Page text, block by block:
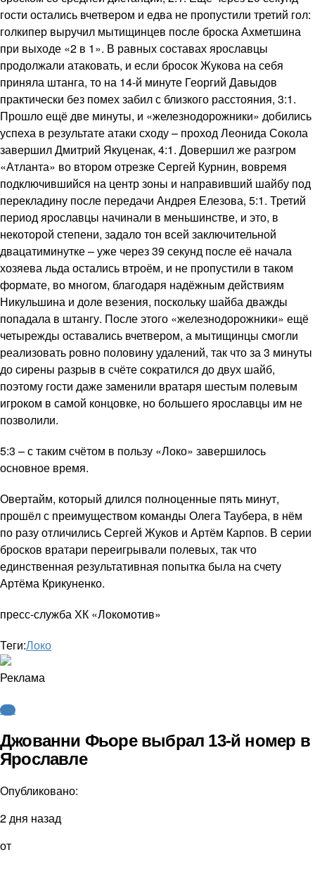
гости остались вчетвером и едва не пропустили третий гол:
голкипер выручил мытищинцев после броска Ахметшина
при выходе «2 в 1». В равных составах ярославцы
продолжали атаковать, и если бросок Жукова на себя
приняла штанга, то на 14-й минуте Георгий Давыдов
практически без помех забил с близкого расстояния, 3:1.
Прошло ещё две минуты, и «железнодорожники» добились
успеха в результате атаки сходу – проход Леонида Сокола
завершил Дмитрий Якуценак, 4:1. Довершил же разгром
«Атланта» во втором отрезке Сергей Курнин, вовремя
подключившийся на центр зоны и направивший шайбу под
перекладину после передачи Андрея Елезова, 5:1. Третий
период ярославцы начинали в меньшинстве, и это, в
некоторой степени, задало тон всей заключительной
двацатиминутке – уже через 39 секунд после её начала
хозяева льда остались втроём, и не пропустили в таком
формате, во многом, благодаря надёжным действиям
Никульшина и доле везения, поскольку шайба дважды
попадала в штангу. После этого «железнодорожники» ещё
четырежды оставались вчетвером, а мытищинцы смогли
реализовать ровно половину удалений, так что за 3 минуты
до сирены разрыв в счёте сократился до двух шайб,
поэтому гости даже заменили вратаря шестым полевым
игроком в самой концовке, но большего ярославцы им не
позволили.
5:3 – с таким счётом в пользу «Локо» завершилось
основное время.
Овертайм, который длился полноценные пять минут,
прошёл с преимуществом команды Олега Таубера, в нём
по разу отличились Сергей Жуков и Артём Карпов. В серии
бросков вратари переигрывали полевых, так что
единственная результативная попытка была на счету
Артёма Крикуненко.
пресс-служба ХК «Локомотив»
Теги:Локо
Реклама
КХЛ
Джованни Фьоре выбрал 13-й номер в
Ярославле
Опубликовано:
2 дня назад
от